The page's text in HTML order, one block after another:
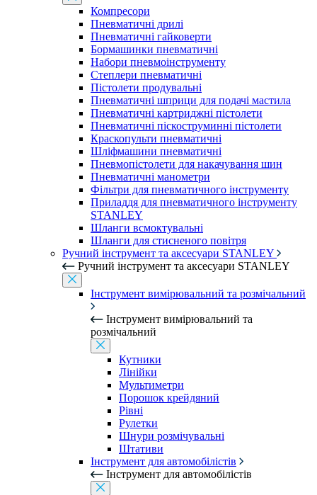
Компресори
Пневматичні дрилі
Пневматичні гайковерти
Бормашинки пневматичні
Набори пневмоінструменту
Степлери пневматичні
Пістолети продувальні
Пневматичні шприци для подачі мастила
Пневматичні картриджні пістолети
Пневматичні піскоструминні пістолети
Краскопульти пневматичні
Шліфмашини пневматичні
Пневмопістолети для накачування шин
Пневматичні манометри
Фільтри для пневматичного інструменту
Приладдя для пневматичного інструменту
STANLEY
Шланги всмоктувальні
Шланги для стисненого повітря
Ручний інструмент та аксесуари STANLEY
Ручний інструмент та аксесуари STANLEY
Інструмент вимірювальний та розмічальний
Інструмент вимірювальний та
розмічальний
Кутники
Лінійки
Мультиметри
Порошок крейдяний
Рівні
Рулетки
Шнури розмічувальні
Штативи
Інструмент для автомобілістів
Інструмент для автомобілістів